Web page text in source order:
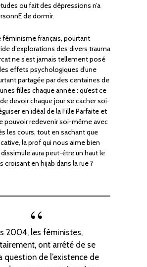
ou fait des dépressions n’a
de dormir.
féminisme français, pourtant
d’explorations des divers trauma
ne s’est jamais tellement posé
effets psychologiques d’une
partagée par des centaines de
filles chaque année : qu’est ce
devoir chaque jour se cacher soi-
en idéal de la Fille Parfaite et
pouvoir redevenir soi-même avec
les cours, tout en sachant que
la prof qui nous aime bien
aura peut-être un haut le
croisant en hijab dans la rue ?
ont arrêté de se
question de l’existence de